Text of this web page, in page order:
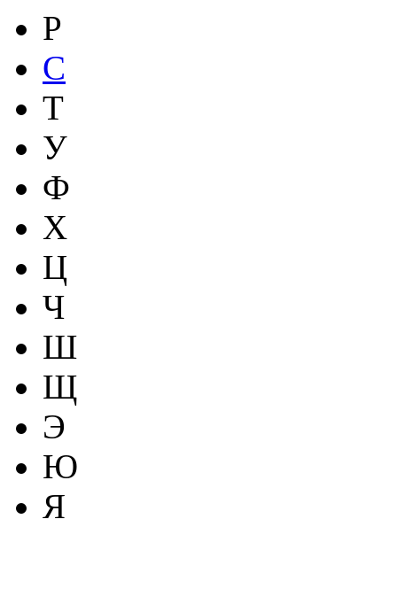
Р
С
Т
У
Ф
Х
Ц
Ч
Ш
Щ
Э
Ю
Я